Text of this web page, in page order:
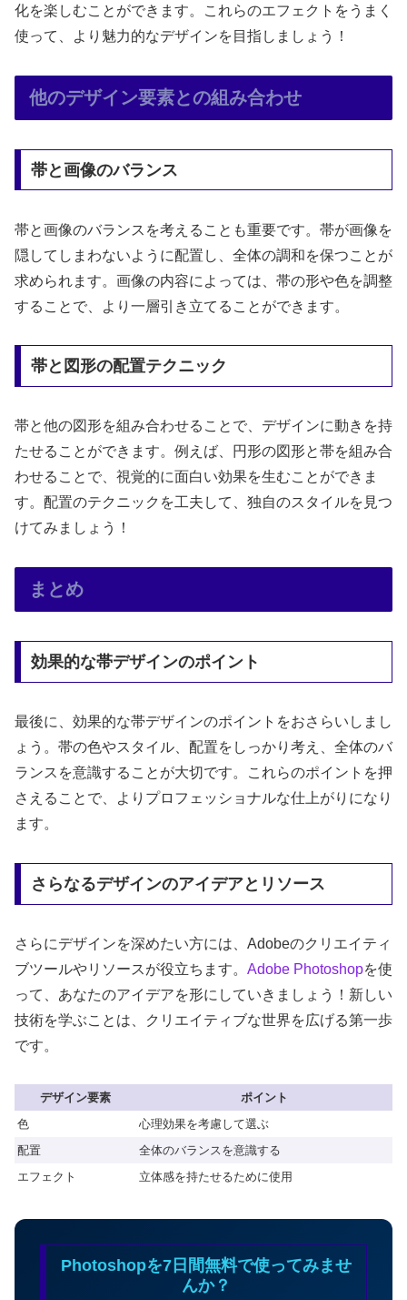
化を楽しむことができます。これらのエフェクトをうまく
使って、より魅力的なデザインを目指しましょう！
他のデザイン要素との組み合わせ
帯と画像のバランス
帯と画像のバランスを考えることも重要です。帯が画像を
隠してしまわないように配置し、全体の調和を保つことが
求められます。画像の内容によっては、帯の形や色を調整
することで、より一層引き立てることができます。
帯と図形の配置テクニック
帯と他の図形を組み合わせることで、デザインに動きを持
たせることができます。例えば、円形の図形と帯を組み合
わせることで、視覚的に面白い効果を生むことができま
す。配置のテクニックを工夫して、独自のスタイルを見つ
けてみましょう！
まとめ
効果的な帯デザインのポイント
最後に、効果的な帯デザインのポイントをおさらいしまし
ょう。帯の色やスタイル、配置をしっかり考え、全体のバ
ランスを意識することが大切です。これらのポイントを押
さえることで、よりプロフェッショナルな仕上がりになり
ます。
さらなるデザインのアイデアとリソース
さらにデザインを深めたい方には、Adobeのクリエイティ
ブツールやリソースが役立ちます。 Adobe Photoshopを使
って、あなたのアイデアを形にしていきましょう！新しい
技術を学ぶことは、クリエイティブな世界を広げる第一歩
です。
デザイン要素
ポイント
色
心理効果を考慮して選ぶ
配置
全体のバランスを意識する
エフェクト
立体感を持たせるために使用
Photoshopを7日間無料で使ってみませ
んか？